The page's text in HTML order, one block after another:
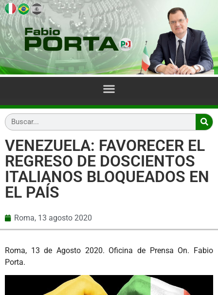
VENEZUELA: FAVORECER EL
REGRESO DE DOSCIENTOS
ITALIANOS BLOQUEADOS EN
EL PAÍS
Roma, 13 agosto 2020
Roma, 13 de Agosto 2020. Oficina de Prensa On. Fabio
Porta.